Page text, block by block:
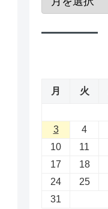
月 火
3
4
10
11
17
18
24
25
31